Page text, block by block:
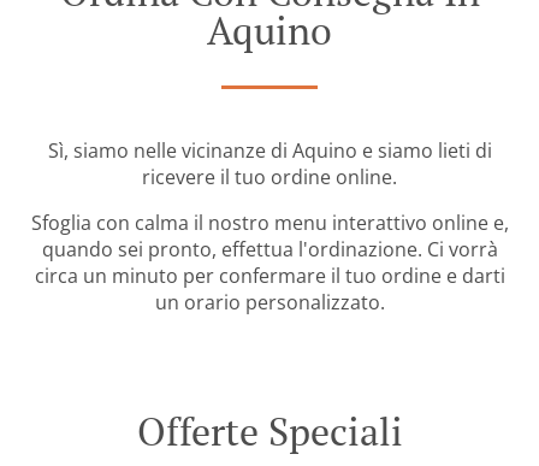
Aquino
Sì, siamo nelle vicinanze di Aquino e siamo lieti di
ricevere il tuo ordine online.
Sfoglia con calma il nostro menu interattivo online e,
quando sei pronto, effettua l'ordinazione. Ci vorrà
circa un minuto per confermare il tuo ordine e darti
un orario personalizzato.
Offerte Speciali